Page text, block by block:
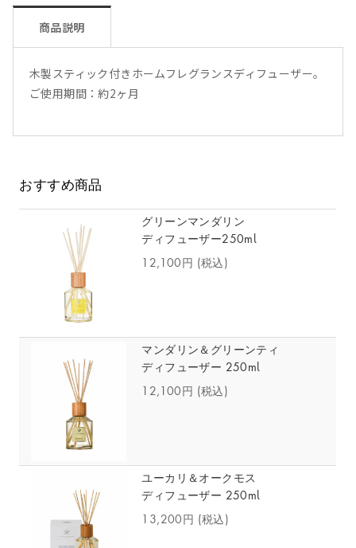
商品説明
木製スティック付きホームフレグランスディフューザー。
ご使用期間：約2ヶ月
おすすめ商品
グリーンマンダリン
ディフューザー250ml
12,100円 (税込)
マンダリン＆グリーンティ
ディフューザー 250ml
12,100円 (税込)
ユーカリ＆オークモス
ディフューザー 250ml
13,200円 (税込)